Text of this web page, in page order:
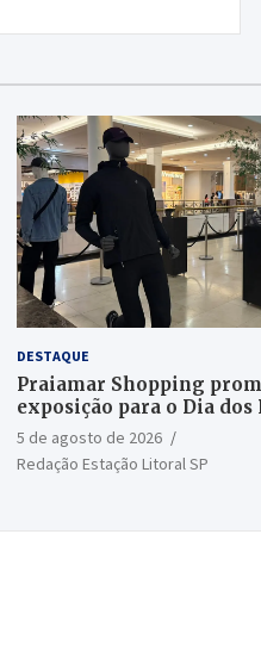
DESTAQUE
Praiamar Shopping
exposição para o Dia dos
Santos
5 de agosto de 2026
Redação Estação Litoral SP